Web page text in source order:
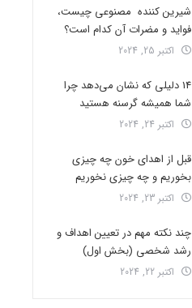
شیرین کننده مصنوعی چیست،
فواید و مضرات آن کدام است؟
اکتبر 25, 2024
14 دلیلی که نشان می‌دهد چرا
شما همیشه گرسنه هستید
اکتبر 24, 2024
قبل از اهدای خون چه چیزی
بخوریم و چه چیزی نخوریم
اکتبر 23, 2024
چند نکته مهم در تعیین اهداف و
رشد شخصی (بخش اول)
اکتبر 22, 2024